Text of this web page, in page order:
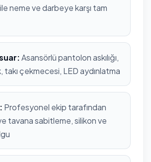
neme ve darbeye karşı tam
Asansörlü pantolon askılığı,
takı çekmecesi, LED aydınlatma
Profesyonel ekip tarafından
tavana sabitleme, silikon ve